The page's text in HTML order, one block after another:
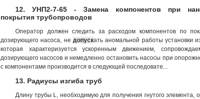
12. УНП2-7-65 - Замена компонентов при
покрытия трубопроводов
Оператор должен следить за расходом компонентов по
дозирующего насоса, не допускать аномальной работы установки
которая характеризуется ускоренным движением,
дозирующего насосов и немедленно остановить насосы при
с компонентами производится в следующей последовате...
13. Радиусы изгиба труб
Длину трубы L, необходимую для получения гнутого